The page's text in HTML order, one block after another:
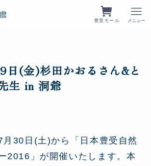
豊受モール メニュー
日(金)杉田かおるさん&と
生 in 洞爺
月30日(土)から「日本豊受自然
2016」が開催いたします。本